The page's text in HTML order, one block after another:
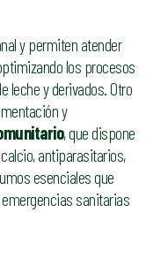
y permiten atender
los procesos
leche y derivados. Otro
y
, que dispone
antiparasitarios,
esenciales que
sanitarias